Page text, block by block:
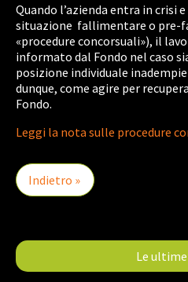
Le
Quando l’azienda entra in crisi
situazione fallimentare o pre-
«procedure concorsuali»), il
informato dal Fondo nel caso
posizione individuale
dunque, come agire per
Fondo.
Leggi la nota sulle procedure
Indietro »